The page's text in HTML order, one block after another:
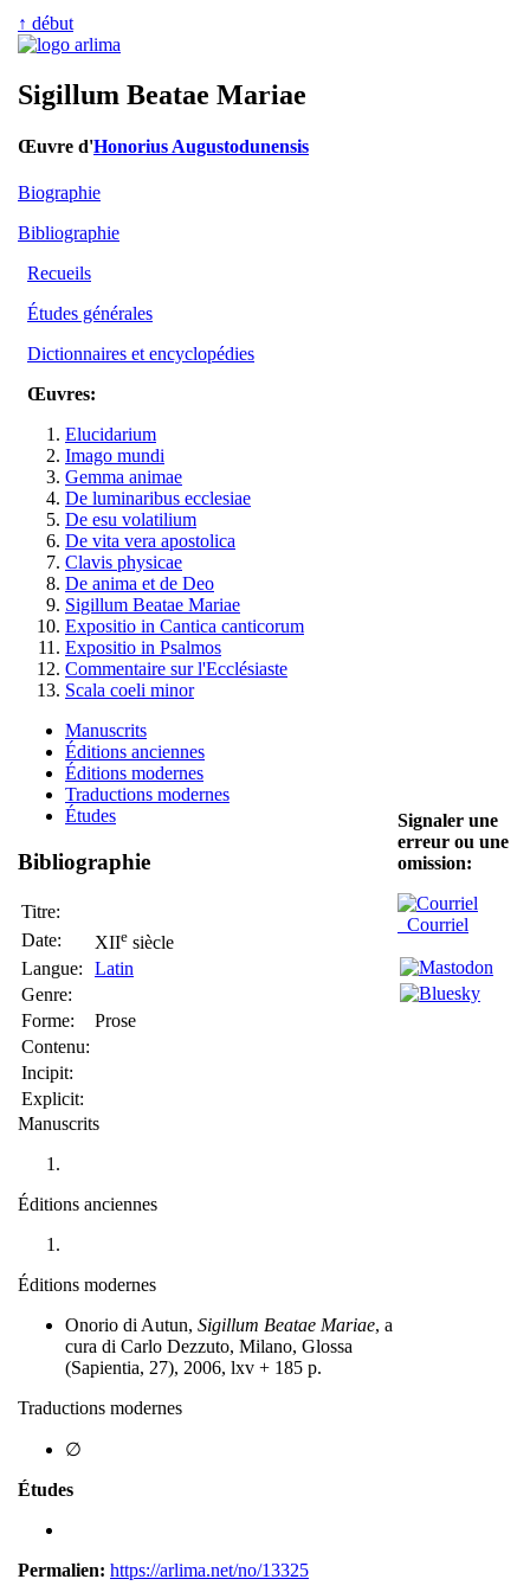
↑ début
Sigillum Beatae Mariae
Œuvre d'Honorius Augustodunensis
Biographie
Bibliographie
Recueils
Études générales
Dictionnaires et encyclopédies
Œuvres:
Elucidarium
Imago mundi
Gemma animae
De luminaribus ecclesiae
De esu volatilium
De vita vera apostolica
Clavis physicae
De anima et de Deo
Sigillum Beatae Mariae
Expositio in Cantica canticorum
Expositio in Psalmos
Commentaire sur l'Ecclésiaste
Scala coeli minor
Manuscrits
Éditions anciennes
Éditions modernes
Traductions modernes
Études
Bibliographie
Titre:
Date:
XIIe siècle
Langue:
Latin
Genre:
Forme:
Prose
Contenu:
Incipit:
Explicit:
Manuscrits
Éditions anciennes
Éditions modernes
Onorio di Autun, Sigillum Beatae Mariae, a
cura di Carlo Dezzuto, Milano, Glossa
(Sapientia, 27), 2006, lxv + 185 p.
Traductions modernes
∅
Études
Permalien: https://arlima.net/no/13325
Signaler une
erreur ou une
omission:
Courriel